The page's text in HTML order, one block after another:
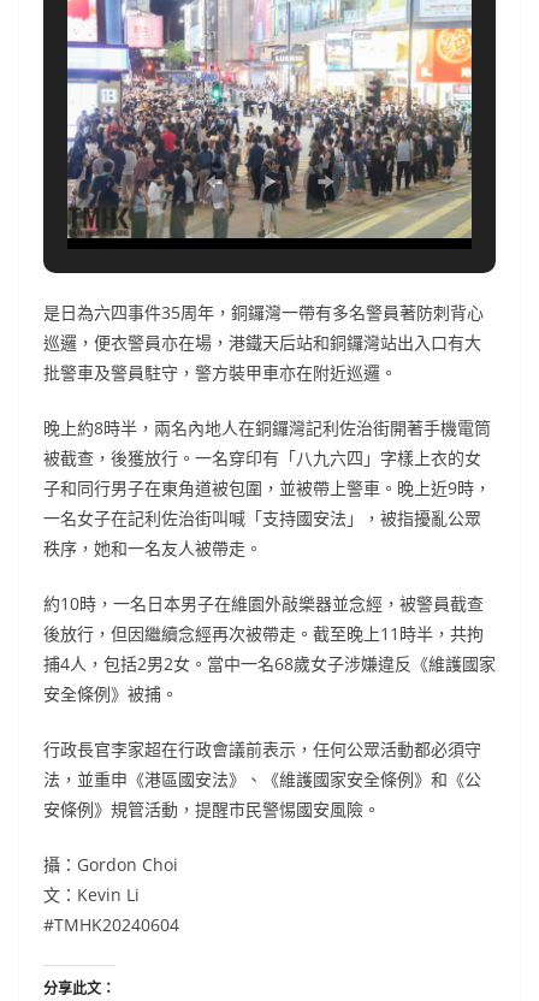
是日為六四事件35周年，銅鑼灣一帶有多名警員著防刺背心
巡邏，便衣警員亦在場，港鐵天后站和銅鑼灣站出入口有大
批警車及警員駐守，警方裝甲車亦在附近巡邏。
晚上約8時半，兩名內地人在銅鑼灣記利佐治街開著手機電筒
被截查，後獲放行。一名穿印有「八九六四」字樣上衣的女
子和同行男子在東角道被包圍，並被帶上警車。晚上近9時，
一名女子在記利佐治街叫喊「支持國安法」，被指擾亂公眾
秩序，她和一名友人被帶走。
約10時，一名日本男子在維園外敲樂器並念經，被警員截查
後放行，但因繼續念經再次被帶走。截至晚上11時半，共拘
捕4人，包括2男2女。當中一名68歲女子涉嫌違反《維護國家
安全條例》被捕。
行政長官李家超在行政會議前表示，任何公眾活動都必須守
法，並重申《港區國安法》、《維護國家安全條例》和《公
安條例》規管活動，提醒市民警惕國安風險。
攝：Gordon Choi
文：Kevin Li
#TMHK20240604
分享此文：